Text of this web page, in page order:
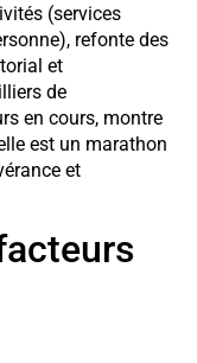
(services
refonte des
et
de
en cours, montre
est un marathon
et